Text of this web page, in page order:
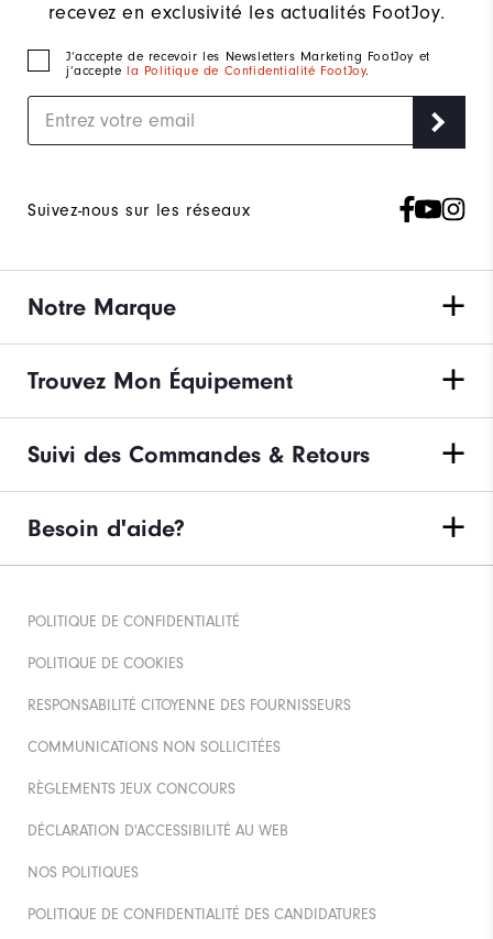
recevez en exclusivité les actualités FootJoy.
J‘accepte de recevoir les Newsletters Marketing FootJoy et
j’accepte
la Politique de Confidentialité FootJoy.
Suivez-nous sur les réseaux
Notre Marque
Trouvez Mon Équipement
Suivi des Commandes & Retours
Besoin d'aide?
POLITIQUE DE CONFIDENTIALITÉ
POLITIQUE DE COOKIES
RESPONSABILITÉ CITOYENNE DES FOURNISSEURS
COMMUNICATIONS NON SOLLICITÉES
RÈGLEMENTS JEUX CONCOURS
DÉCLARATION D'ACCESSIBILITÉ AU WEB
NOS POLITIQUES
POLITIQUE DE CONFIDENTIALITÉ DES CANDIDATURES